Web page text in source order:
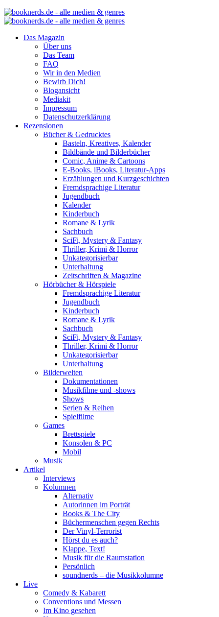
Das Magazin
Über uns
Das Team
FAQ
Wir in den Medien
Bewirb Dich!
Blogansicht
Mediakit
Impressum
Datenschutzerklärung
Rezensionen
Bücher & Gedrucktes
Basteln, Kreatives, Kalender
Bildbände und Bilderbücher
Comic, Anime & Cartoons
E-Books, iBooks, Literatur-Apps
Erzählungen und Kurzgeschichten
Fremdsprachige Literatur
Jugendbuch
Kalender
Kinderbuch
Romane & Lyrik
Sachbuch
SciFi, Mystery & Fantasy
Thriller, Krimi & Horror
Unkategorisierbar
Unterhaltung
Zeitschriften & Magazine
Hörbücher & Hörspiele
Fremdsprachige Literatur
Jugendbuch
Kinderbuch
Romane & Lyrik
Sachbuch
SciFi, Mystery & Fantasy
Thriller, Krimi & Horror
Unkategorisierbar
Unterhaltung
Bilderwelten
Dokumentationen
Musikfilme und -shows
Shows
Serien & Reihen
Spielfilme
Games
Brettspiele
Konsolen & PC
Mobil
Musik
Artikel
Interviews
Kolumnen
Alternativ
Autorinnen im Porträt
Books & The City
Büchermenschen gegen Rechts
Der Vinyl-Terrorist
Hörst du es auch?
Klappe, Text!
Musik für die Raumstation
Persönlich
soundnerds – die Musikkolumne
Live
Comedy & Kabarett
Conventions und Messen
Im Kino gesehen